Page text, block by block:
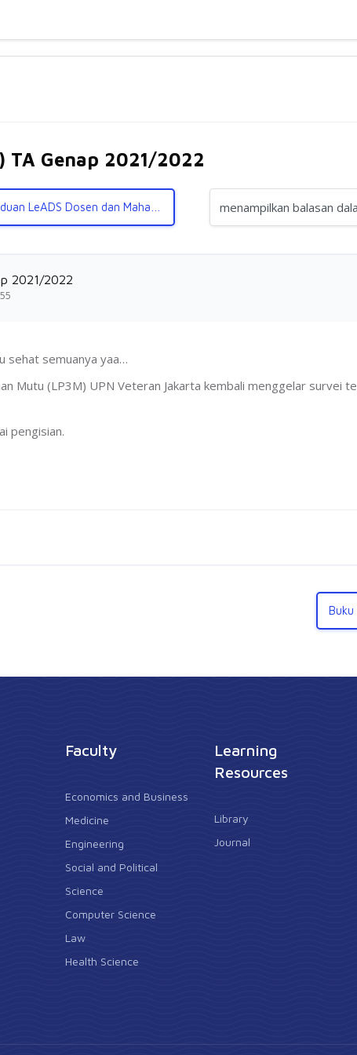
TA Genap 2021/2022
Mode tampilan
2021/2022
sehat semuanya yaa…
Mutu (LP3M) UPN Veteran Jakarta kembali menggelar survei
pengisian.
Faculty
Economics and Business
Medicine
Engineering
Social and Political
Science
Computer Science
Law
Health Science
Learning
Resources
Library
Journal